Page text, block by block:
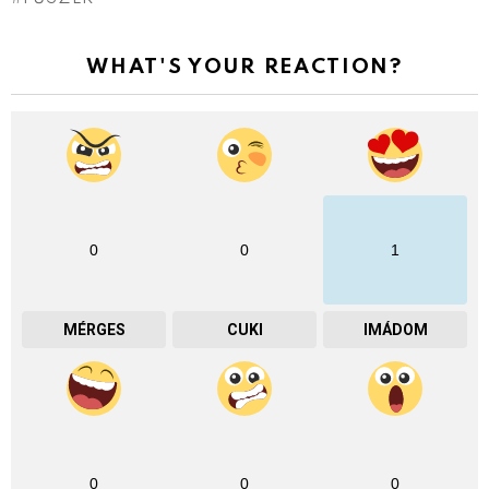
WHAT'S YOUR REACTION?
0
MÉRGES
0
CUKI
1
IMÁDOM
0 0 0